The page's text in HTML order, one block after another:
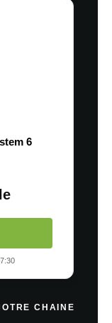
6
CHAINE